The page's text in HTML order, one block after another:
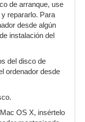
de arranque, use
repararlo. Para
desde algún
instalación del
del disco de
ordenador desde
OS X, insértelo